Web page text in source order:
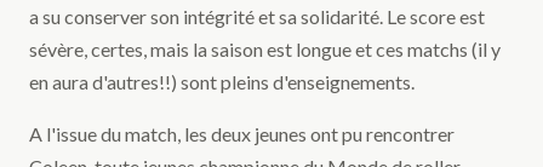
a su conserver son intégrité et sa solidarité. Le score est
sévère, certes, mais la saison est longue et ces matchs (il y
en aura d'autres!!) sont pleins d'enseignements.
A l'issue du match, les deux jeunes ont pu rencontrer